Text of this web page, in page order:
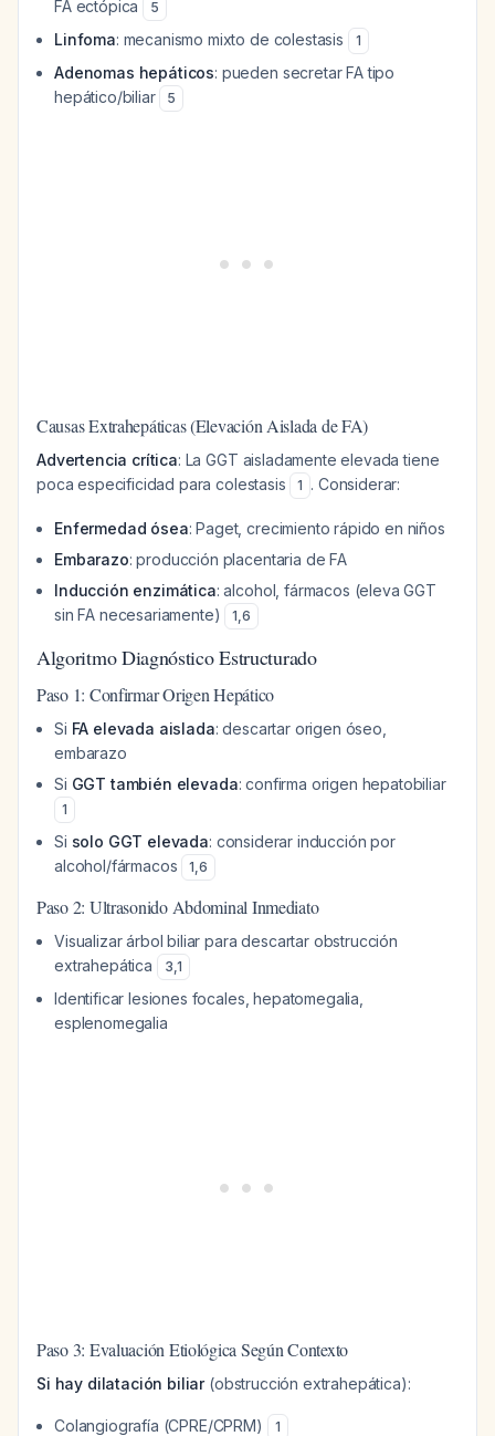
FA ectópica 5
Linfoma: mecanismo mixto de colestasis 1
Adenomas hepáticos: pueden secretar FA tipo
hepático/biliar
5
Causas Extrahepáticas (Elevación Aislada de FA)
Advertencia crítica: La GGT aisladamente elevada tiene
poca especificidad para colestasis
1 . Considerar:
Enfermedad ósea: Paget, crecimiento rápido en niños
Embarazo: producción placentaria de FA
Inducción enzimática: alcohol, fármacos (eleva GGT
sin FA necesariamente)
1,6
Algoritmo Diagnóstico Estructurado
Paso 1: Confirmar Origen Hepático
Si FA elevada aislada: descartar origen óseo,
embarazo
Si GGT también elevada: confirma origen hepatobiliar
1
Si solo GGT elevada: considerar inducción por
alcohol/fármacos
1,6
Paso 2: Ultrasonido Abdominal Inmediato
Visualizar árbol biliar para descartar obstrucción
extrahepática
3,1
Identificar lesiones focales, hepatomegalia,
esplenomegalia
Paso 3: Evaluación Etiológica Según Contexto
Si hay dilatación biliar(obstrucción extrahepática):
Colangiografía (CPRE/CPRM) 1